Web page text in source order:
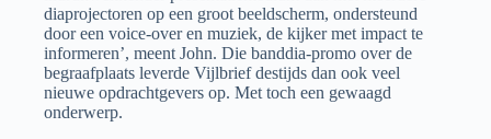
dia­projectoren op een groot beeldscherm, ondersteund
door een voice-over en muziek, de kijker met impact te
informeren’, meent John. Die banddia-promo over de
begraafplaats leverde Vijlbrief destijds dan ook veel
nieuwe opdrachtgevers op. Met toch een gewaagd
onderwerp.